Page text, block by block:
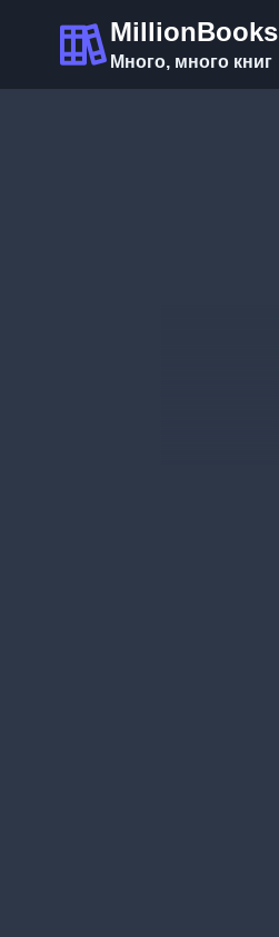
содержимому
MillionBooks
Много, много книг